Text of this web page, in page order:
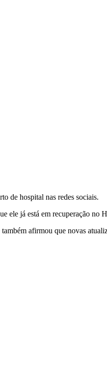
de hospital nas redes sociais.
ele já está em recuperação no
afirmou que novas